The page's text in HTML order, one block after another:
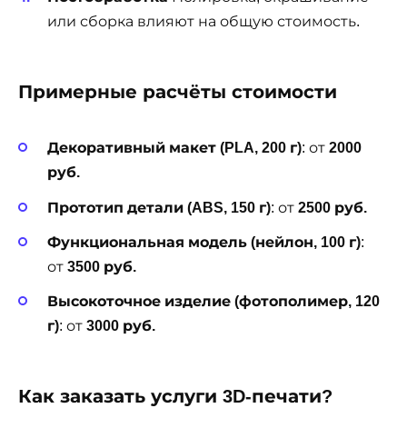
или сборка влияют на общую стоимость.
Примерные расчёты стоимости
Декоративный макет (PLA, 200 г): от 2000
руб.
Прототип детали (ABS, 150 г): от 2500 руб.
Функциональная модель (нейлон, 100 г):
от 3500 руб.
Высокоточное изделие (фотополимер, 120
г): от 3000 руб.
Как заказать услуги 3D-печати?